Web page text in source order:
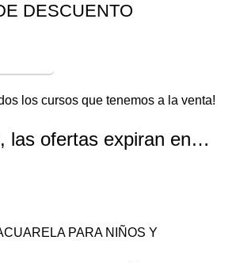
DESCUENTO
los cursos que tenemos a la venta!
las ofertas expiran en…